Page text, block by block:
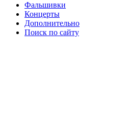
Фальшивки
Концерты
Дополнительно
Поиск по сайту